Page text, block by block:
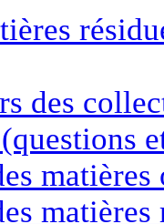
des
matières
matières